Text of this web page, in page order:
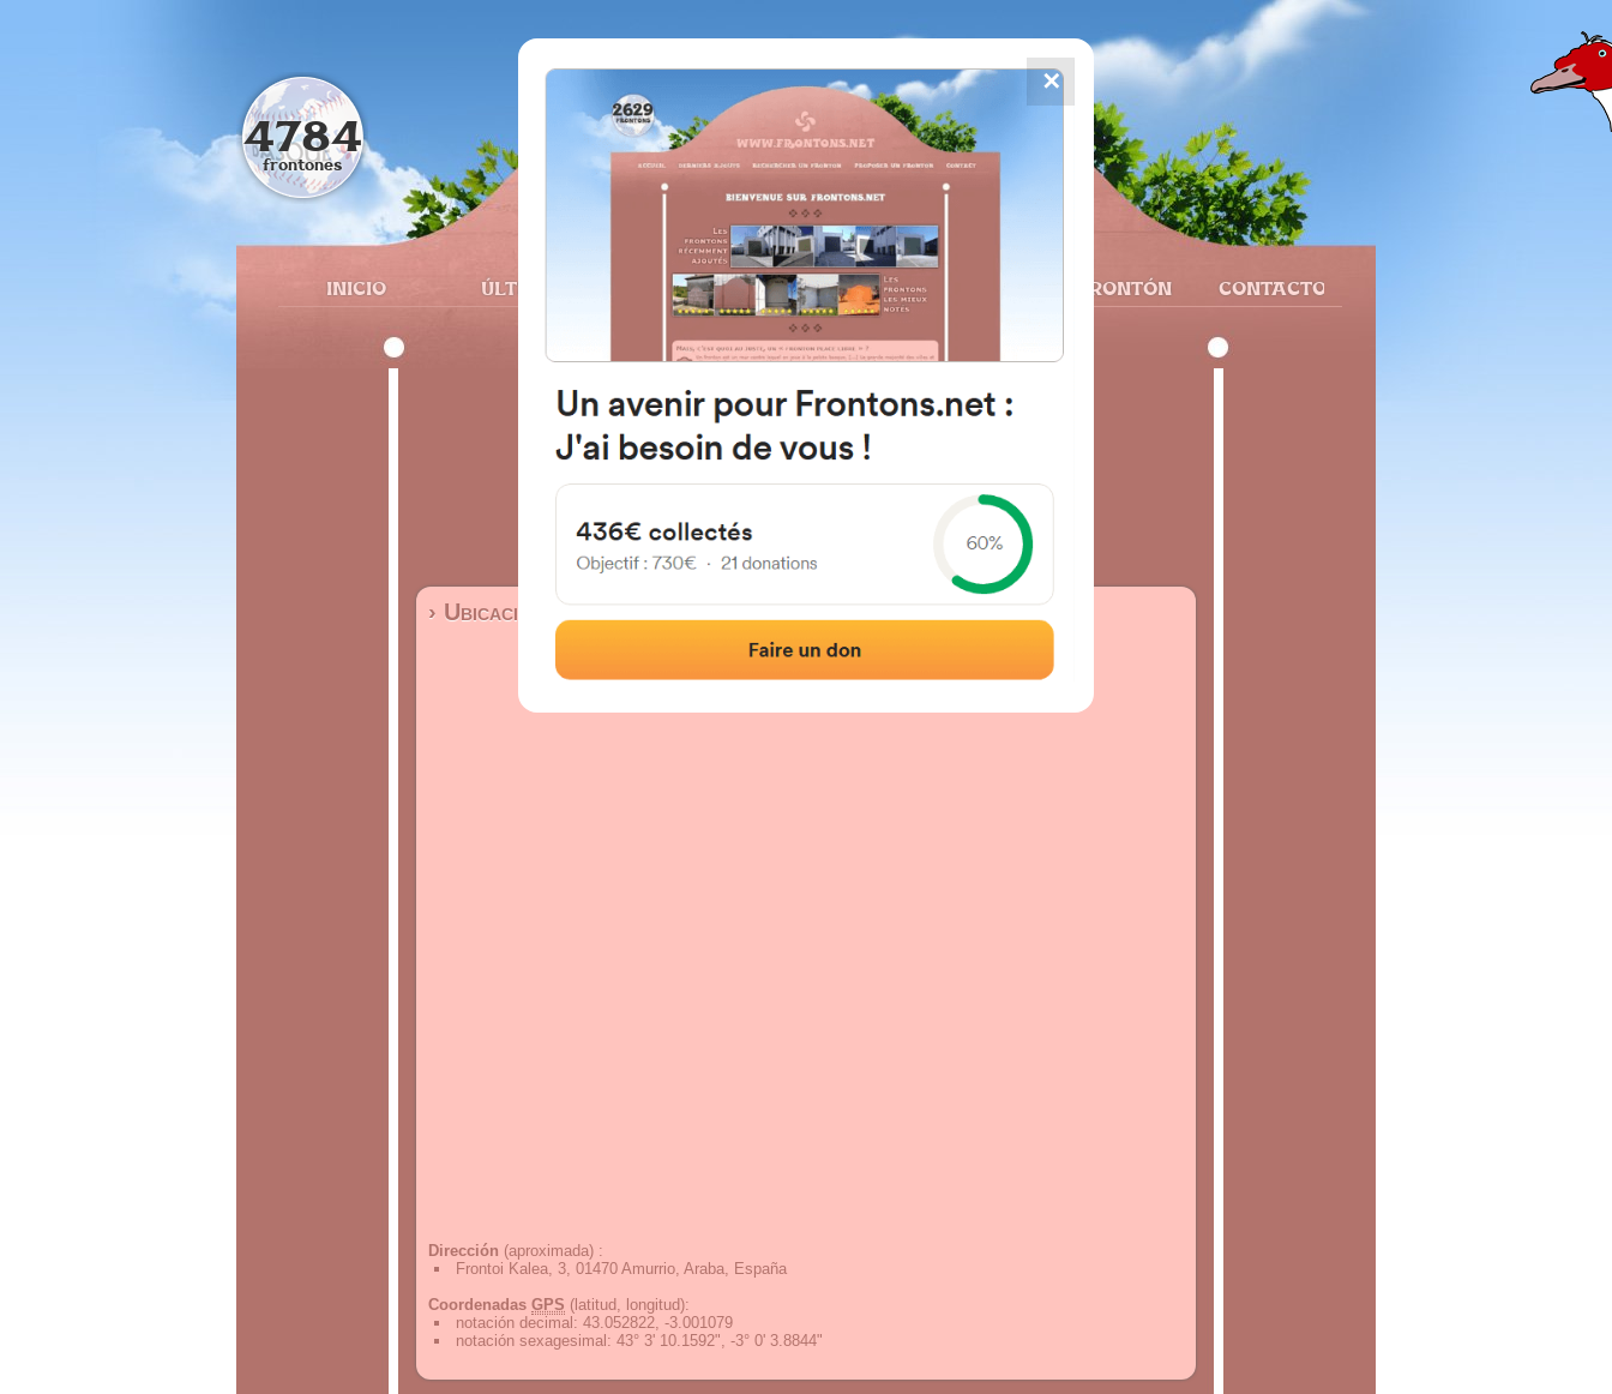
FRONTONS.NET
INICIO ÚLTIMOS BUSCAR UN FRONTÓN AÑADIR UN FRONTÓN CONTACTO
4784
frontones
01470 Amurrio, Araba Espagne
Frontoi Kalea 3 España
#2835
Localización|Fotos|Comentarios y reseñas
› Ubicación del frontón
Dirección (aproximada) :
Frontoi Kalea, 3, 01470 Amurrio, Araba, España
Coordenadas GPS (latitud, longitud):
notación decimal : 43.052822, -3.001079
notación sexagesimal : 43° 3' 10.1592", -3° 0' 3.8844"
✕